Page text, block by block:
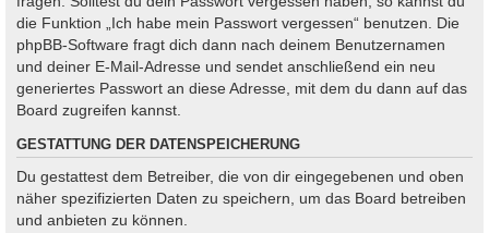
die Funktion „Ich habe mein Passwort vergessen“ benutzen. Die
phpBB-Software fragt dich dann nach deinem Benutzernamen
und deiner E-Mail-Adresse und sendet anschließend ein neu
generiertes Passwort an diese Adresse, mit dem du dann auf das
Board zugreifen kannst.
GESTATTUNG DER DATENSPEICHERUNG
Du gestattest dem Betreiber, die von dir eingegebenen und oben
näher spezifizierten Daten zu speichern, um das Board betreiben
und anbieten zu können.